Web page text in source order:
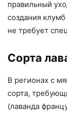
правильный
создания
не требует
Сорта
В регионах с
сорта,
(лаванда